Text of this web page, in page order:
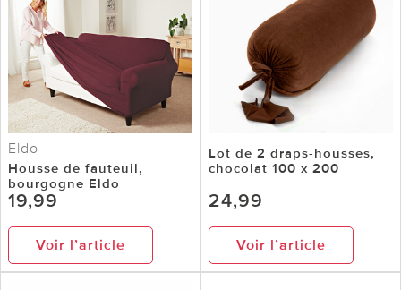
Eldo
Housse de fauteuil,
bourgogne Eldo
19,99
Voir l’article
Lot de 2 draps-housses,
chocolat 100 x 200
24,99
Voir l’article